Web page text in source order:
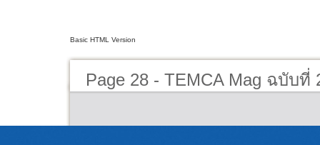
Basic HTML Version
Page 28 - TEMCA Mag ฉบับที่